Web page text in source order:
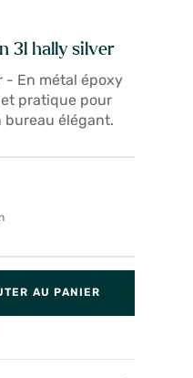
3l hally silver
- En métal époxy
pratique pour
bureau élégant.
AU PANIER